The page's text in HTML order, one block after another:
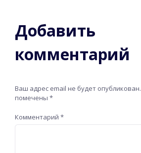
Добавить
комментарий
Ваш адрес email не будет опубликован.
помечены *
Комментарий *